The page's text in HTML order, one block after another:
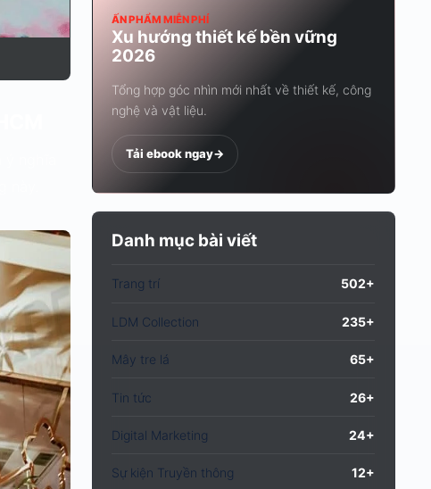
ẤN PHẨM MIỄN PHÍ
Xu hướng thiết kế bền vững
2026
Tổng hợp góc nhìn mới nhất về thiết kế, công
nghệ và vật liệu.
Tải ebook ngay->
Danh mục bài viết
Trang trí 502+
LDM Collection 235+
Mây tre lá 65+
Tin tức 26+
Digital Marketing 24+
Sự kiện Truyền thông 12+